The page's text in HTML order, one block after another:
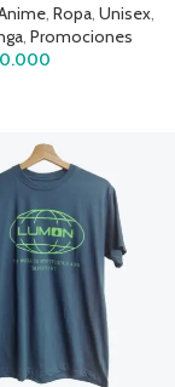
, Ropa, Unisex,
, Promociones